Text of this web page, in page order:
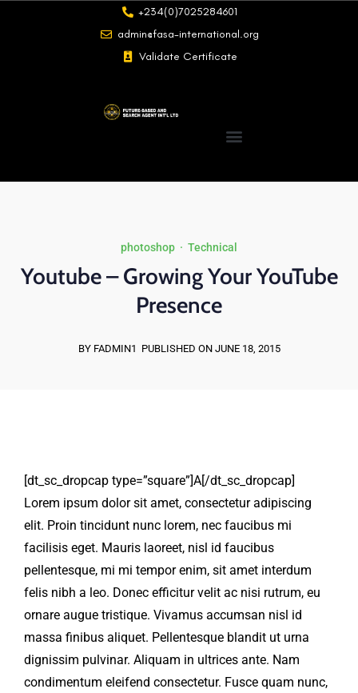
+234(0)7025284601
admin@fasa-international.org
Validate Certificate
photoshop · Technical
Youtube – Growing Your YouTube
Presence
BY FADMIN1 PUBLISHED ON JUNE 18, 2015
[dt_sc_dropcap type=”square”]A[/dt_sc_dropcap]
Lorem ipsum dolor sit amet, consectetur adipiscing
elit. Proin tincidunt nunc lorem, nec faucibus mi
facilisis eget. Mauris laoreet, nisl id faucibus
pellentesque, mi mi tempor enim, sit amet interdum
felis nibh a leo. Donec efficitur velit ac nisi rutrum, eu
ornare augue tristique. Vivamus accumsan nisl id
massa finibus aliquet. Pellentesque blandit ut urna
dignissim pulvinar. Aliquam in ultrices ante. Nam
condimentum eleifend consectetur. Fusce quam nunc,